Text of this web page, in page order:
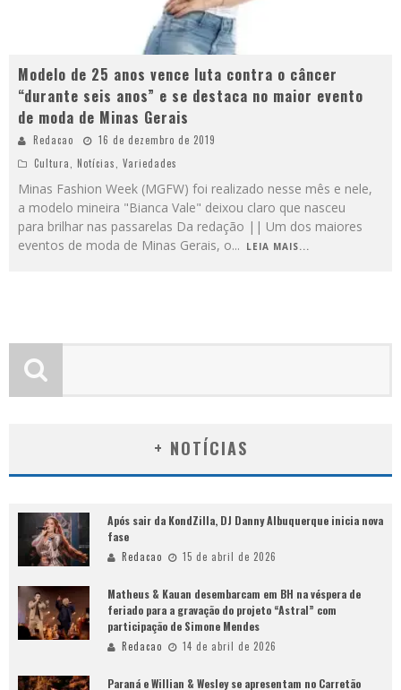
Modelo de 25 anos vence luta contra o câncer
“durante seis anos” e se destaca no maior evento
de moda de Minas Gerais
Redacao
16 de dezembro de 2019
Cultura, Notícias, Variedades
Minas Fashion Week (MGFW) foi realizado nesse mês e nele,
a modelo mineira "Bianca Vale" deixou claro que nasceu
para brilhar nas passarelas Da redação || Um dos maiores
eventos de moda de Minas Gerais, o... LEIA MAIS...
+ NOTÍCIAS
Após sair da KondZilla, DJ Danny Albuquerque inicia nova
fase
Redacao 15 de abril de 2026
Matheus & Kauan desembarcam em BH na véspera de
feriado para a gravação do projeto “Astral” com
participação de Simone Mendes
Redacao 14 de abril de 2026
Paraná e Willian & Wesley se apresentam no Carretão